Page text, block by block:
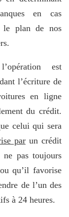
en cas
le plan de nos
est
l’écriture de
en ligne
du crédit.
celui qui sera
parun crédit
ne pas toujours
qu’il favorise
de l’un des
à 24 heures.